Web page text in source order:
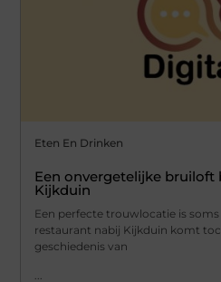
Eten En Drinken
Een onvergetelijke bruiloft
Kijkduin
Een perfecte trouwlocatie is
restaurant nabij Kijkduin komt
geschiedenis van